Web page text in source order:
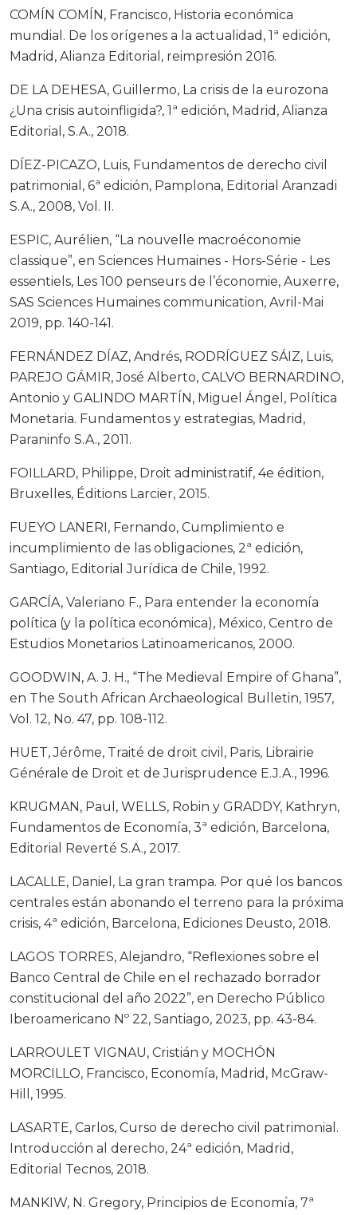
COMÍN COMÍN, Francisco, Historia económica
mundial. De los orígenes a la actualidad, 1ª edición,
Madrid, Alianza Editorial, reimpresión 2016.
DE LA DEHESA, Guillermo, La crisis de la eurozona
¿Una crisis autoinfligida?, 1ª edición, Madrid, Alianza
Editorial, S.A., 2018.
DÍEZ-PICAZO, Luis, Fundamentos de derecho civil
patrimonial, 6ª edición, Pamplona, Editorial Aranzadi
S.A., 2008, Vol. II.
ESPIC, Aurélien, “La nouvelle macroéconomie
classique”, en Sciences Humaines - Hors-Série - Les
essentiels, Les 100 penseurs de l’économie, Auxerre,
SAS Sciences Humaines communication, Avril-Mai
2019, pp. 140-141.
FERNÁNDEZ DÍAZ, Andrés, RODRÍGUEZ SÁIZ, Luis,
PAREJO GÁMIR, José Alberto, CALVO BERNARDINO,
Antonio y GALINDO MARTÍN, Miguel Ángel, Política
Monetaria. Fundamentos y estrategias, Madrid,
Paraninfo S.A., 2011.
FOILLARD, Philippe, Droit administratif, 4e édition,
Bruxelles, Éditions Larcier, 2015.
FUEYO LANERI, Fernando, Cumplimiento e
incumplimiento de las obligaciones, 2ª edición,
Santiago, Editorial Jurídica de Chile, 1992.
GARCÍA, Valeriano F., Para entender la economía
política (y la política económica), México, Centro de
Estudios Monetarios Latinoamericanos, 2000.
GOODWIN, A. J. H., “The Medieval Empire of Ghana”,
en The South African Archaeological Bulletin, 1957,
Vol. 12, No. 47, pp. 108-112.
HUET, Jérôme, Traité de droit civil, Paris, Librairie
Générale de Droit et de Jurisprudence E.J.A., 1996.
KRUGMAN, Paul, WELLS, Robin y GRADDY, Kathryn,
Fundamentos de Economía, 3ª edición, Barcelona,
Editorial Reverté S.A., 2017.
LACALLE, Daniel, La gran trampa. Por qué los bancos
centrales están abonando el terreno para la próxima
crisis, 4ª edición, Barcelona, Ediciones Deusto, 2018.
LAGOS TORRES, Alejandro, “Reflexiones sobre el
Banco Central de Chile en el rechazado borrador
constitucional del año 2022”, en Derecho Público
Iberoamericano Nº 22, Santiago, 2023, pp. 43-84.
LARROULET VIGNAU, Cristián y MOCHÓN
MORCILLO, Francisco, Economía, Madrid, McGraw-
Hill, 1995.
LASARTE, Carlos, Curso de derecho civil patrimonial.
Introducción al derecho, 24ª edición, Madrid,
Editorial Tecnos, 2018.
MANKIW, N. Gregory, Principios de Economía, 7ª